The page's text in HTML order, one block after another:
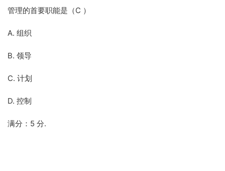
管理的首要职能是（C ）
A. 组织
B. 领导
C. 计划
D. 控制
满分：5 分.